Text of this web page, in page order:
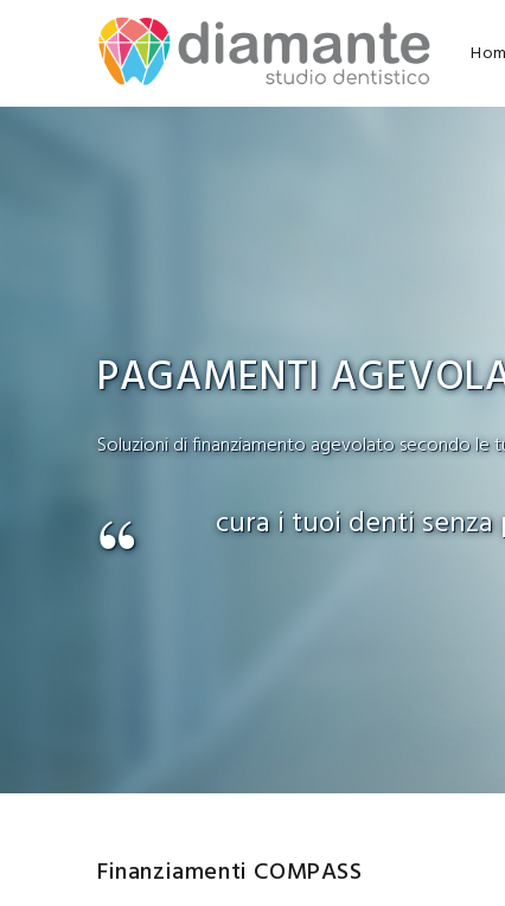
PAGAMENTI
Soluzioni di finanziamento agevolato secondo le
cura i tuoi denti
Finanziamenti COMPASS